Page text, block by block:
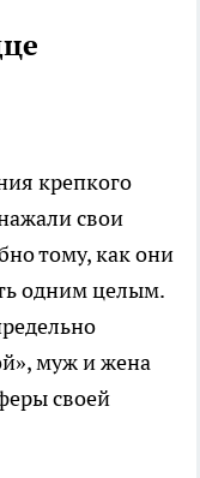
крепкого
свои
тому, как они
одним целым.
муж и жена
своей